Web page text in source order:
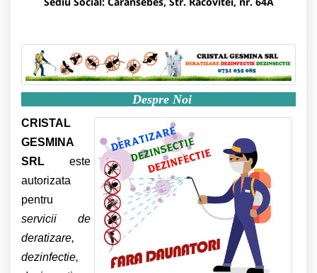
Despre Noi
CRISTAL
GESMINA
SRL este
autorizata
pentru
servicii de
deratizare,
dezinfectie,